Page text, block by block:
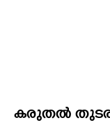
കരുതല്‍